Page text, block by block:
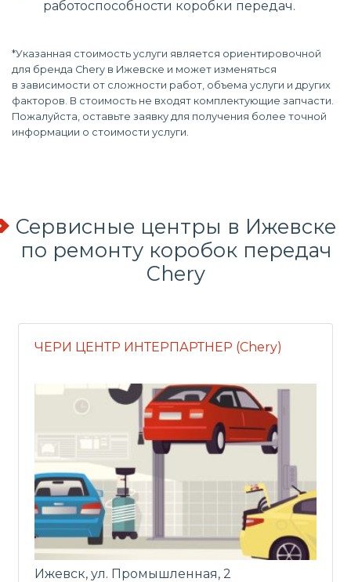
работоспособности коробки передач.
*Указанная стоимость услуги является ориентировочной
для бренда Chery в Ижевске и может изменяться
в зависимости от сложности работ, объема услуги и других
факторов. В стоимость не входят комплектующие запчасти.
Пожалуйста, оставьте заявку для получения более точной
информации о стоимости услуги.
Сервисные центры в Ижевске
по ремонту коробок передач
Chery
ЧЕРИ ЦЕНТР ИНТЕРПАРТНЕР (Chery)
Ижевск, ул. Промышленная, 2